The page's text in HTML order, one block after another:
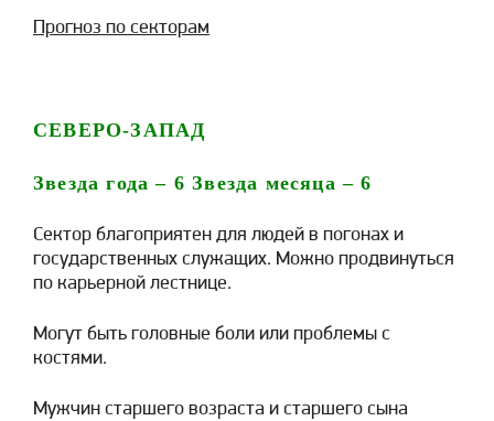
Прогноз по секторам
СЕВЕРО-ЗАПАД
Звезда года – 6Звезда месяца –6
Сектор благоприятен для людей в погонах и
государственных служащих. Можно продвинуться
по карьерной лестнице.
Могут быть головные боли или проблемы с
костями.
Мужчин старшего возраста и старшего сына